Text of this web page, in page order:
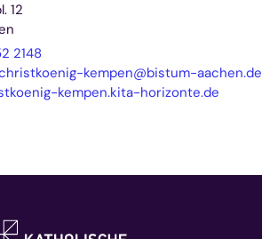
12
2148
kempen@bistum-aachen.de
kempen.kita-horizonte.de